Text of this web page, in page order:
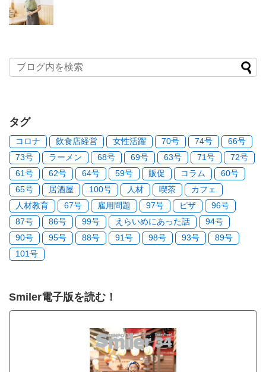
タグ
コロナ 飲食店経営 女性活躍 70号 74号
66号
73号
ラーメン 68号 69号 63号 71号
72号
61号
62号 64号 59号 販促 コラム
60号
65号
居酒屋 100号 人材 喫茶
カフェ
人材教育
67号 雇用問題 97号 ピザ
96号
87号
86号 99号 えらいめにあった話
94号
90号
95号 88号 91号 98号 93号
89号
101号
Smiler電子版を読む！